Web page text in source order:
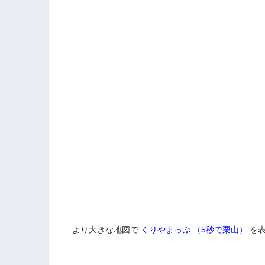
より大きな地図で くりやまっぷ （5秒で栗山） を